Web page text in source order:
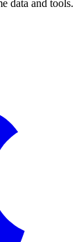
data and tools.